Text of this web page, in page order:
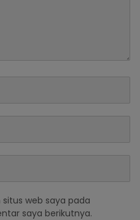
web saya pada
saya berikutnya.